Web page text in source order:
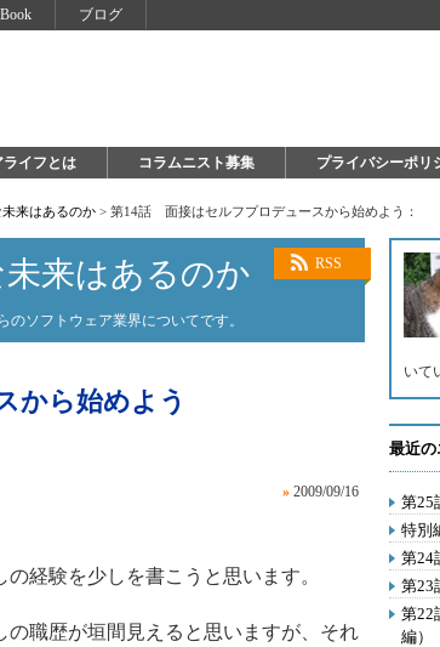
ブログ
ライフとは コラムニスト募集 プライバシーポリ
来はあるのか > 第14話 面接はセルフプロデュースから始めよう：
RSS
来はあるのか
ソフトウェア業界についてです。
から始めよう
» 2009/09/16
経験を少しを書こうと思います。
職歴が垣間見えると思いますが、それ
いて
最近の
第25
特別
第24
第23
第22
編）